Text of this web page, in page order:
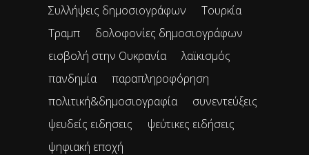
Συλλήψεις δημοσιογράφων
Τουρκία
Τραμπ
δολοφονίες δημοσιογράφων
εισβολή στην Ουκρανία
λαϊκισμός
πανδημία
παραπληροφόρηση
πολιτική&δημοσιογραφία
συνεντεύξεις
ψευδείς ειδησεις
ψεύτικες ειδήσεις
ψηφιακή εποχή